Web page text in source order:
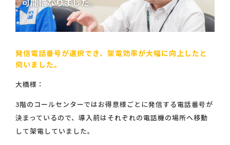
発信電話番号が選択でき、架電効率が大幅に向上したと
伺いました。
大橋様：
3階のコールセンターではお得意様ごとに発信する電話番号が
決まっているので、導入前はそれぞれの電話機の場所へ移動
して架電していました。